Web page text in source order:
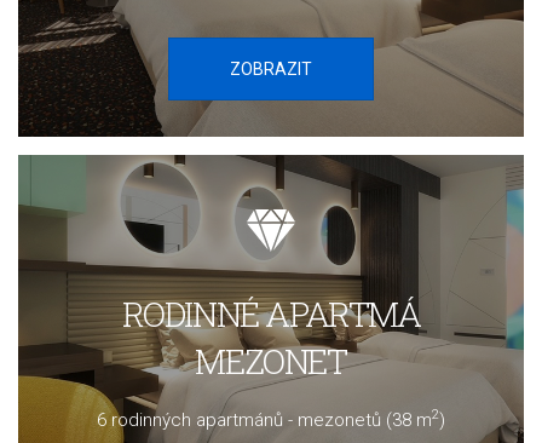
ZOBRAZIT
RODINNÉ APARTMÁ
MEZONET
6 rodinných apartmánů - mezonetů (38 m2)